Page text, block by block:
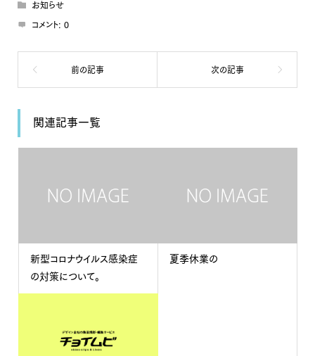
お知らせ
コメント: 0
関連記事一覧
新型コロナウイルス感染症
の対策について。
夏季休業の